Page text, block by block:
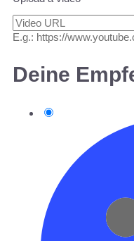
E.g.: https://
Deine